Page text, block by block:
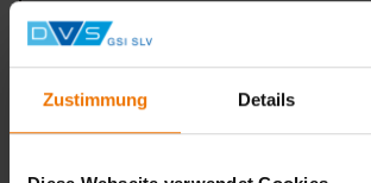
Zustimmung Details
Laserschutzbeauftragter
(OStrV/TROS)